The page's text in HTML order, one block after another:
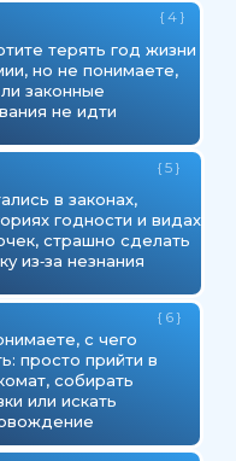
терять год жизни
но не понимаете,
законные
не идти
в законах,
годности и видах
страшно сделать
из‑за незнания
с чего
просто прийти в
собирать
или искать
{ 4 }
{ 5 }
{ 6 }